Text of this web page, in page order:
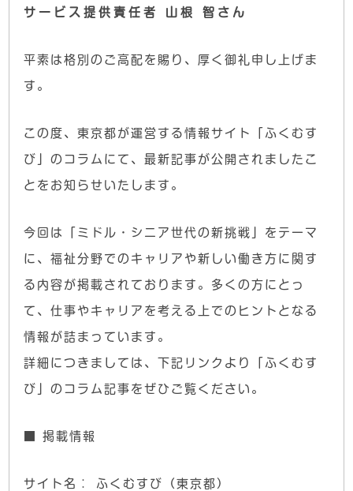
サービス提供責任者 山根 智さん
平素は格別のご高配を賜り、厚く御礼申し上げま
す。
この度、東京都が運営する情報サイト「ふくむす
び」のコラムにて、最新記事が公開されましたこ
とをお知らせいたします。
今回は「ミドル・シニア世代の新挑戦」をテーマ
に、福祉分野でのキャリアや新しい働き方に関す
る内容が掲載されております。多くの方にとっ
て、仕事やキャリアを考える上でのヒントとなる
情報が詰まっています。
詳細につきましては、下記リンクより「ふくむす
び」のコラム記事をぜひご覧ください。
■ 掲載情報
サイト名： ふくむすび（東京都）